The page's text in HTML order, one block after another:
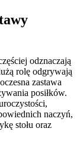
odznaczają
rolę odgrywają
zastawa
posiłków.
naczyń,
stołu oraz